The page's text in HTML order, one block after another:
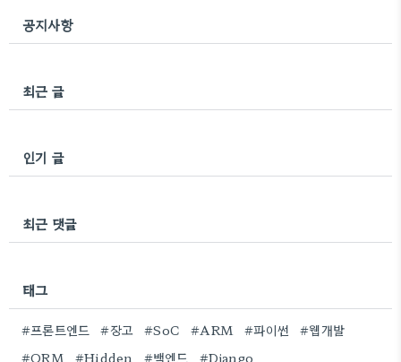
공지사항
최근 글
인기 글
최근 댓글
태그
#프론트엔드 #장고 #SoC #ARM #파이썬
#웹개발
#ORM
#Hidden #백엔드 #Django